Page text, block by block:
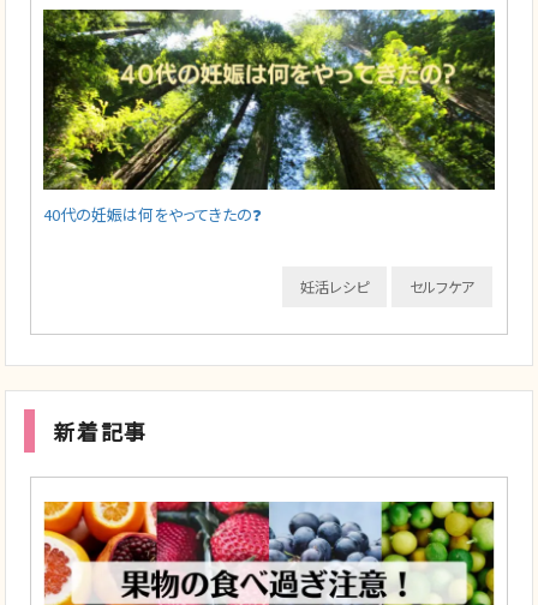
40代の妊娠は何をやってきたの❓
セルフケア
妊活レシピ
新着記事